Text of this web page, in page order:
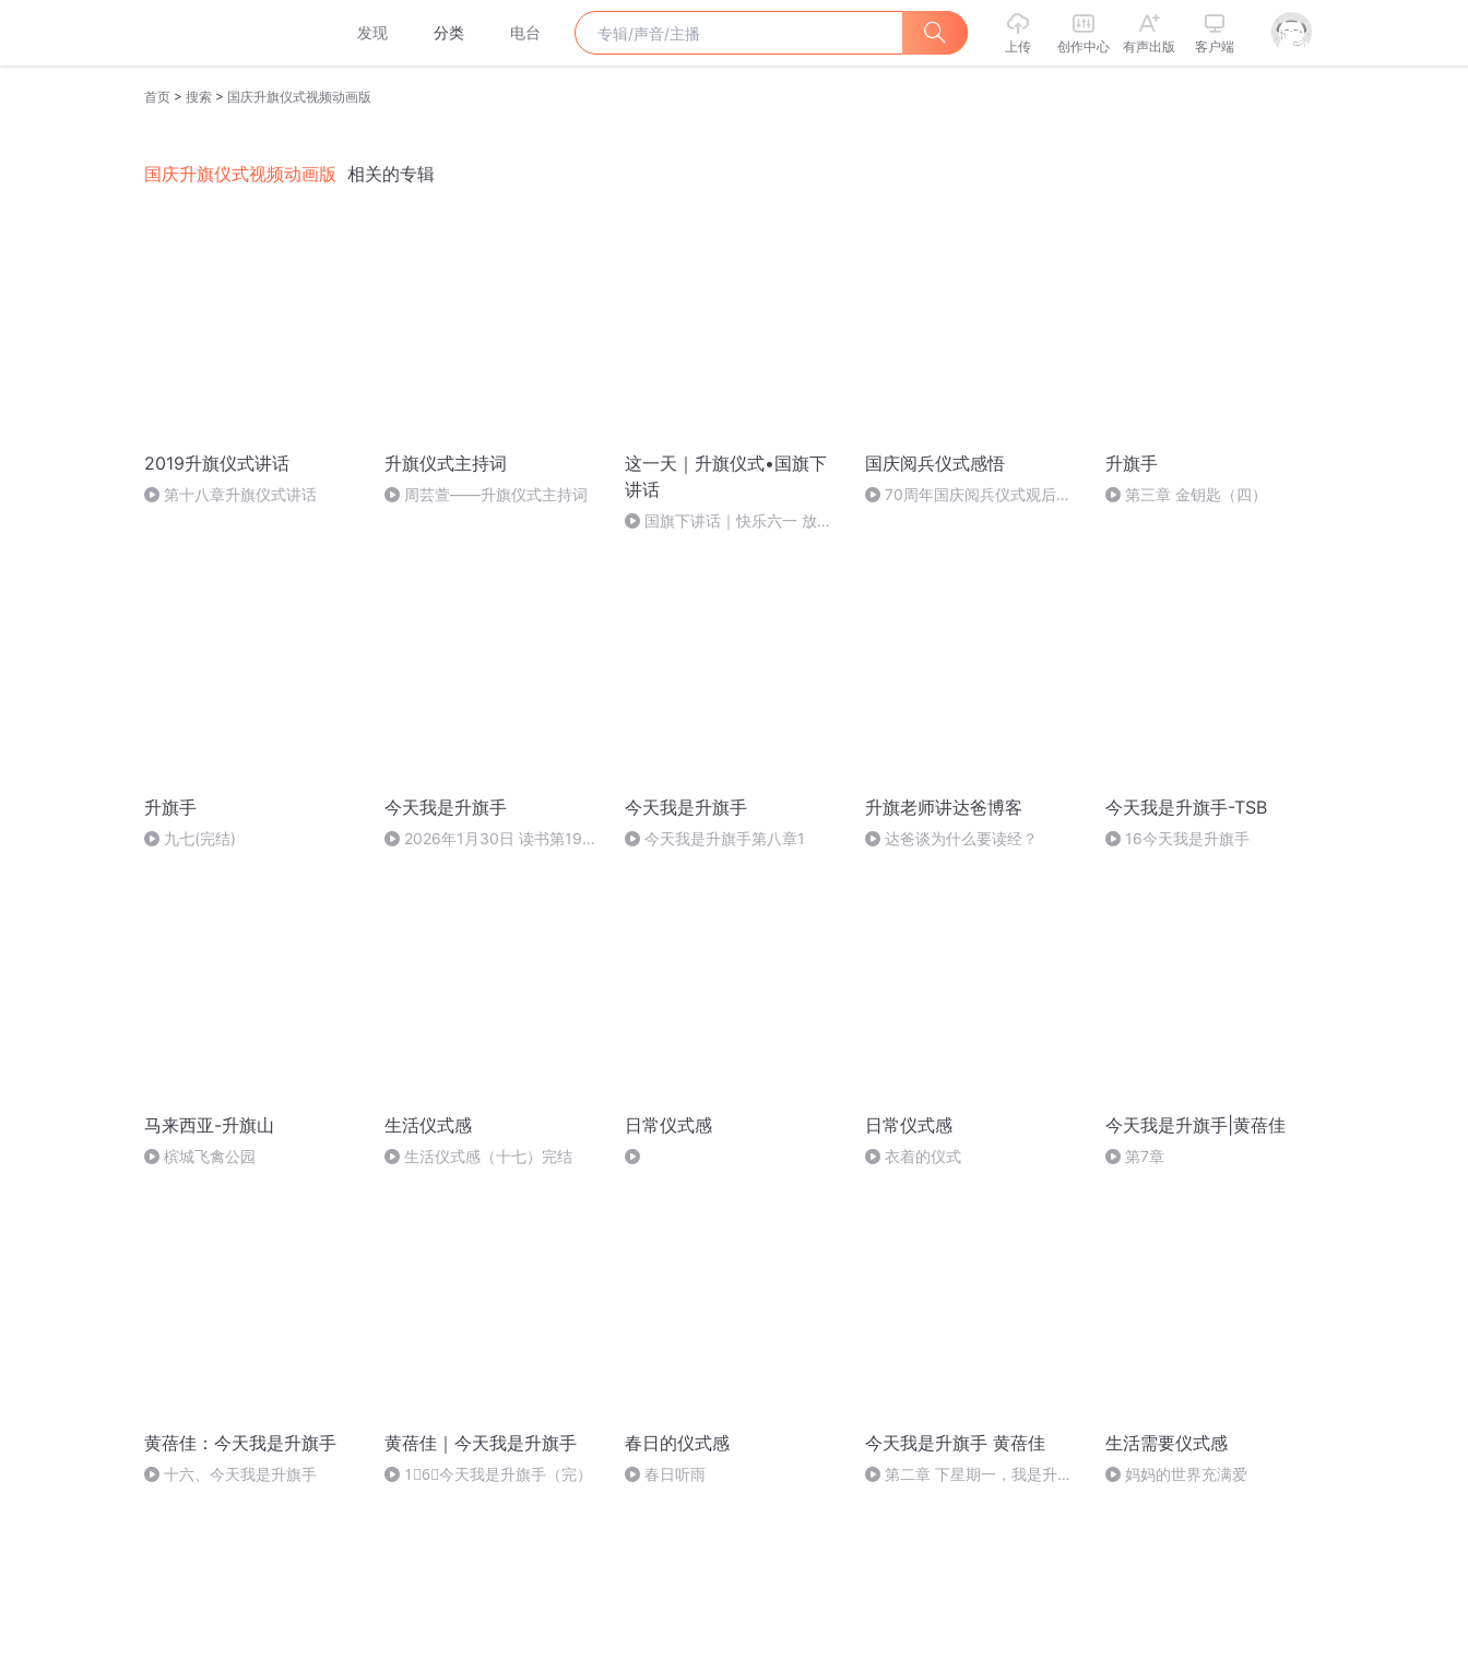
发现 分类 电台
上传 创作中心 有声出版 客户端
首页 > 搜索 > 国庆升旗仪式视频动画版
国庆升旗仪式视频动画版 相关的专辑
2019升旗仪式讲话
第十八章升旗仪式讲话
升旗仪式主持词
周芸萱——升旗仪式主持词
这一天｜升旗仪式•国旗下
讲话
国旗下讲话｜快乐六一 放飞
国庆阅兵仪式感悟
70周年国庆阅兵仪式观后感
升旗手
第三章 金钥匙（四）
升旗手
九七(完结)
今天我是升旗手
2026年1月30日 读书第1977
今天我是升旗手
今天我是升旗手第八章1
升旗老师讲达爸博客
达爸谈为什么要读经？
今天我是升旗手-TSB
16今天我是升旗手
马来西亚-升旗山
槟城飞禽公园
生活仪式感
生活仪式感（十七）完结
日常仪式感 日常仪式感
衣着的仪式
今天我是升旗手|黄蓓佳
第7章
黄蓓佳：今天我是升旗手
十六、今天我是升旗手
黄蓓佳｜今天我是升旗手
1⃣️6⃣️今天我是升旗手（完）
春日的仪式感
春日听雨
今天我是升旗手 黄蓓佳
第二章 下星期一，我是升旗
生活需要仪式感
妈妈的世界充满爱